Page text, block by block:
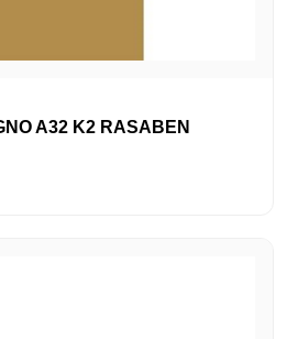
A32 K2 RASABEN